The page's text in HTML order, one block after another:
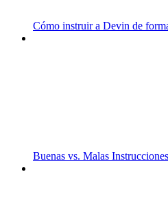
Cómo instruir a Devin de
Buenas vs. Malas Instrucciones